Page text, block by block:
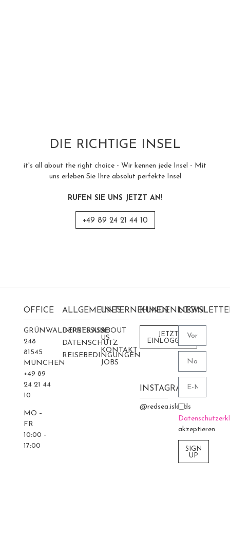
DIE RICHTIGE INSEL
it's all about the right choice - Wir kennen jede Insel - Mit
uns erleben Sie Ihre absolut perfekte Insel
RUFEN SIE UNS JETZT AN!
+49 89 24 21 44 10
OFFICE
GRÜNWALDERSTRASSE 2
48
81545
MÜNCHEN
+49 89
24 21 44
10
MO –
FR
10:00 –
17:00
ALLGEMEINES
IMPRESSUM
DATENSCHUTZ
REISEBEDINGUNGEN
UNTERNEHMEN
ABOUT
US
KONTAKT
JOBS
KUNDENLOGIN
JETZT
EINLOGGEN
INSTAGRAM
@redsea.islands
akzeptieren
SIGN
UP